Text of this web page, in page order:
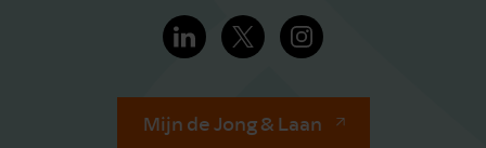
Mijn de Jong & Laan